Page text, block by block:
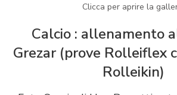
Clicca per aprire la
Calcio : allenamento
Grezar (prove Rolleiflex
Rolleikin)